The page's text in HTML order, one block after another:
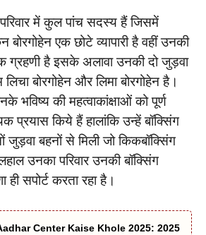
में कुल पांच सदस्य हैं जिसमें
बोरगोहेन एक छोटे व्यापारी है वहीं उनकी
ग्रहणी है इसके अलावा उनकी दो जुड़वा
बोरगोहेन और लिमा बोरगोहेन है।
भविष्य की महत्वाकांक्षाओं को पूर्ण
किये हैं हालांकि उन्हें बॉक्सिंग
जुड़वा बहनों से मिली जो किकबॉक्सिंग
उनका परिवार उनकी बॉक्सिंग
सपोर्ट करता रहा है।
Center Kaise Khole 2025: 2025